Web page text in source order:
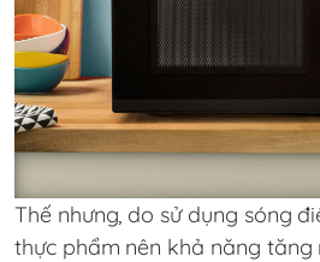
Thế nhưng, do sử dụng sóng
thực phẩm nên khả năng